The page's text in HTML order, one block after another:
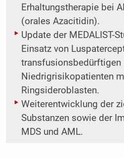
Erhaltungstherapie bei
(orales Azacitidin).
Update der MEDALIST-
Einsatz von
transfusionsbedürftigen
Niedrigrisikopatienten
Ringsideroblasten.
Weiterentwicklung der
Substanzen sowie der
MDS und AML.